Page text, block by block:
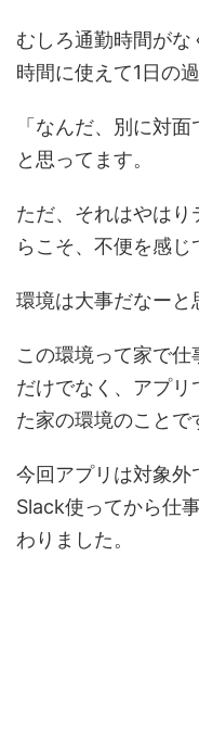
むしろ通勤時間が
時間に使えて1日の
「なんだ、別に対
と思ってます。
ただ、それはやは
らこそ、不便を感じ
環境は大事だなーと
この環境って家で
だけでなく、アプ
た家の環境のことで
今回アプリは対象
Slack使ってから仕
わりました。